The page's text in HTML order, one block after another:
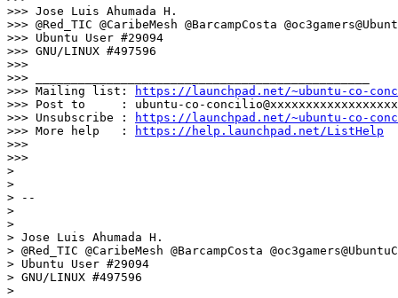
>>> Jose Luis Ahumada H.
>>> @Red_TIC @CaribeMesh @BarcampCosta
>>> Ubuntu User #29094
>>> GNU/LINUX #497596
>>>
>>> _______________________________________________
>>> Mailing list:
https://launchpad.net/~ubuntu-co-
>>> Post to     : ubuntu-co-
>>> Unsubscribe :
https://launchpad.net/~ubuntu-co-
>>> More help   :
https://help.launchpad.net/ListHelp
>>>
>>>
>
>
> --
>
>
> Jose Luis Ahumada H.
> @Red_TIC @CaribeMesh @BarcampCosta
> Ubuntu User #29094
> GNU/LINUX #497596
>